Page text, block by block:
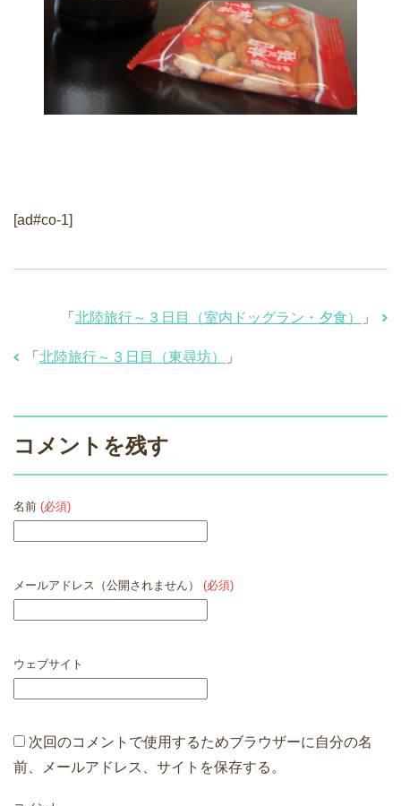
[ad#co-1]
「 北陸旅行～３日目（室内ドッグラン・夕食） 」
「 北陸旅行～３日目（東尋坊） 」
コメントを残す
名前 (必須)
メールアドレス（公開されません） (必須)
ウェブサイト
次回のコメントで使用するためブラウザーに自分の名
前、メールアドレス、サイトを保存する。